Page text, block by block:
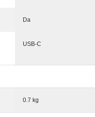
Da
USB-C
0.7 kg